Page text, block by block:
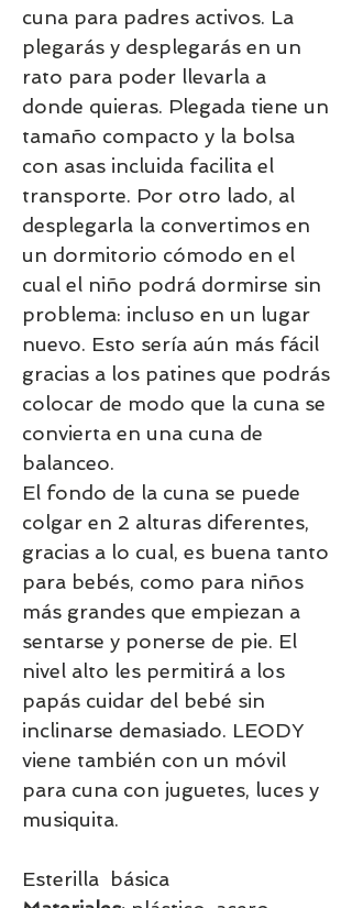
cuna para padres activos. La
plegarás y desplegarás en un
rato para poder llevarla a
donde quieras. Plegada tiene un
tamaño compacto y la bolsa
con asas incluida facilita el
transporte. Por otro lado, al
desplegarla la convertimos en
un dormitorio cómodo en el
cual el niño podrá dormirse sin
problema: incluso en un lugar
nuevo. Esto sería aún más fácil
gracias a los patines que podrás
colocar de modo que la cuna se
convierta en una cuna de
balanceo.
El fondo de la cuna se puede
colgar en 2 alturas diferentes,
gracias a lo cual, es buena tanto
para bebés, como para niños
más grandes que empiezan a
sentarse y ponerse de pie. El
nivel alto les permitirá a los
papás cuidar del bebé sin
inclinarse demasiado. LEODY
viene también con un móvil
para cuna con juguetes, luces y
musiquita.
Esterilla básica